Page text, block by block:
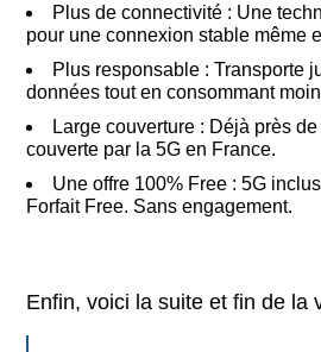
Plus de connectivité : Une
pour une connexion stable même
Plus responsable : Transporte
données tout en consommant
Large couverture : Déjà près
couverte par la 5G en France.
Une offre 100% Free : 5G
Forfait Free. Sans engagement.
Enfin, voici la suite et fin de la